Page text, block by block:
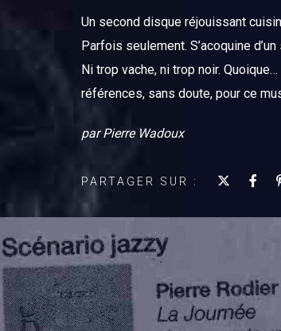
Un second disque réjouissant
Parfois seulement. S’acoquine
Ni trop vache, ni trop noir.
références, sans doute, pour ce
par Pierre Wadoux
PARTAGER SUR :